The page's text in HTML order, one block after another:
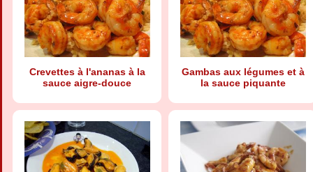
Crevettes à l'ananas à la
sauce aigre-douce
Gambas aux légumes et à
la sauce piquante